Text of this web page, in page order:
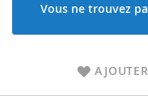
Vous ne trouvez